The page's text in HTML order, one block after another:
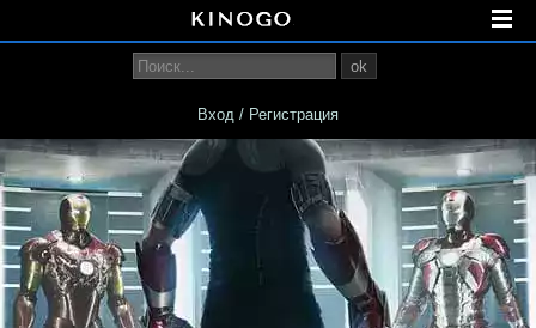
ok
Вход / Регистрация